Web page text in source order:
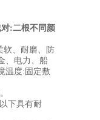
:二根不同颜
软、耐磨、防
、电力、船
温度:固定敷
下具有耐